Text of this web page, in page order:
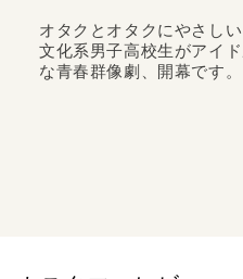
してみたい」…ということで
オタクとオタクにやさしい
文化系男子高校生がアイ
な青春群像劇、開幕です。